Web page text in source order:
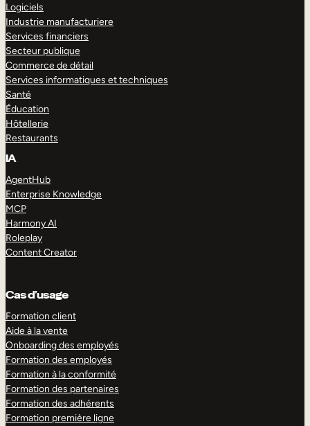
Logiciels
Industrie manufacturiere
Services financiers
Secteur publique
Commerce de détail
Services informatiques et techniques
Santé
Éducation
Hôtellerie
Restaurants
IA
AgentHub
Enterprise Knowledge
MCP
Harmony AI
Roleplay
Content Creator
Cas d’usage
Formation client
Aide à la vente
Onboarding des employés
Formation des employés
Formation à la conformité
Formation des partenaires
Formation des adhérents
Formation première ligne